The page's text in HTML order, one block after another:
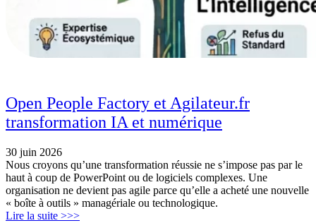
Open People Factory et Agilateur.fr
transformation IA et numérique
30 juin 2026
Nous croyons qu’une transformation réussie ne s’impose pas par le
haut à coup de PowerPoint ou de logiciels complexes. Une
organisation ne devient pas agile parce qu’elle a acheté une nouvelle
« boîte à outils » managériale ou technologique.
Lire la suite >>>